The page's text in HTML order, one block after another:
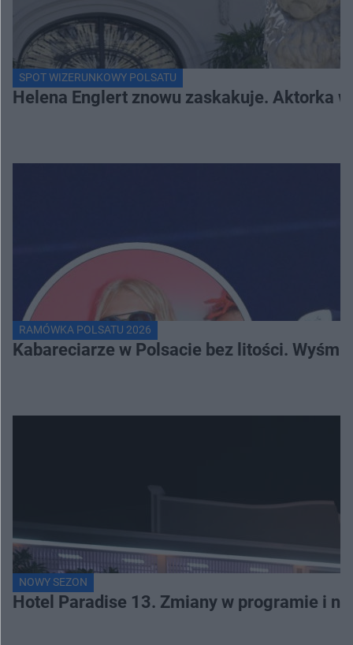
SPOT WIZERUNKOWY POLSATU
Helena Englert znowu zaskakuje. Aktorka
RAMÓWKA POLSATU 2026
Kabareciarze w Polsacie bez litości.
NOWY SEZON
Hotel Paradise 13. Zmiany w programie i